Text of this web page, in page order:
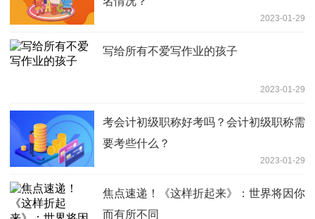
2023-01-29
写给所有不爱写作业的孩子
2023-01-29
考会计初级职称好考吗？会计初级职称需
要考些什么？
2023-01-29
焦点速递！《这样折起来》：世界将因你
而有所不同